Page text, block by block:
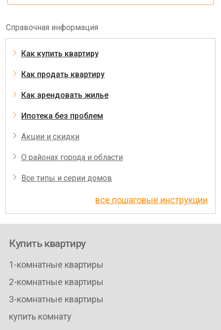
Справочная информация
Как купить квартиру
Как продать квартиру
Как арендовать жилье
Ипотека без проблем
Акции и скидки
О районах города и области
Все типы и серии домов
все пошаговые инструкции
Купить квартиру
1-комнатные квартиры
2-комнатные квартиры
3-комнатные квартиры
купить комнату